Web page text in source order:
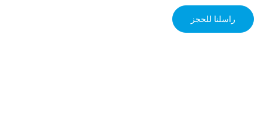
راسلنا للحجز